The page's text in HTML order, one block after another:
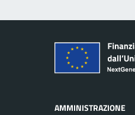
AMMINISTRAZIONE